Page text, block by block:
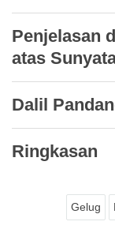
Penjelasan
atas
Dalil
Ringkasan
Gelug